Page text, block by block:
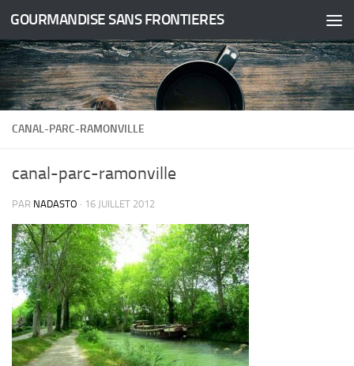
Skip to content
GOURMANDISE SANS FRONTIERES
CANAL-PARC-RAMONVILLE
canal-parc-ramonville
PAR NADASTO · 16 JUILLET 2012